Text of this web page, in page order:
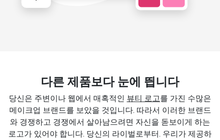
다른 제품보다 눈에 띕니다
당신은 주변이나 웹에서 매혹적인 뷰티 로고를 가진 수많은
메이크업 브랜드를 보았을 것입니다. 따라서 이러한 브랜드
와 경쟁하고 경쟁에서 살아남으려면 자신을 돋보이게 하는
로고가 있어야 합니다. 당신의 라이벌로부터. 우리가 제공하